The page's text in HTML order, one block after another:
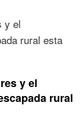
y el
rural